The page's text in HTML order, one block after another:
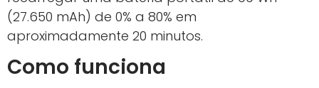
(27.650 mAh) de 0% a 80% em
aproximadamente 20 minutos.
Como funciona